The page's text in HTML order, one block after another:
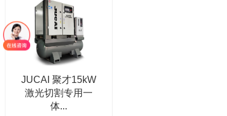
JUCAI 聚才15kW
激光切割专用一
体...